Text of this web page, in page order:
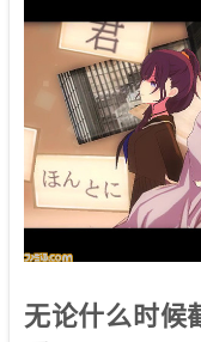
无论什么时候